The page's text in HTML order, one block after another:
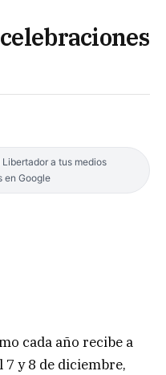
Libertador a tus medios
en Google
cada año recibe a
y 8 de diciembre,